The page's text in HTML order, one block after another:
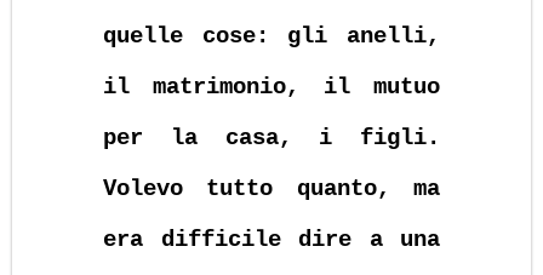
quelle cose: gli anelli,
il matrimonio, il mutuo
per la casa, i figli.
Volevo tutto quanto, ma
era difficile dire a una